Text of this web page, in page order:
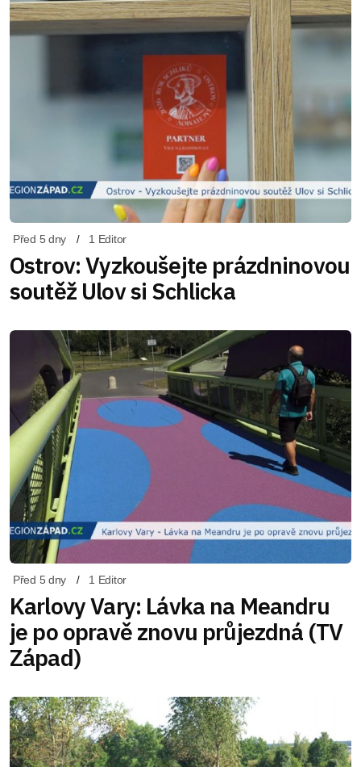
Před 5 dny 1 Editor
Ostrov: Vyzkoušejte prázdninovou
soutěž Ulov si Schlicka
Před 5 dny 1 Editor
Karlovy Vary: Lávka na Meandru
je po opravě znovu průjezdná (TV
Západ)